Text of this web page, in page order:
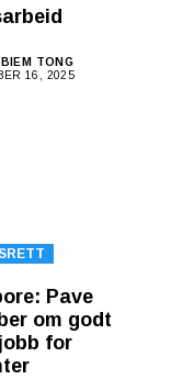
BIEM TONG
16, 2025
Pave
om godt
for